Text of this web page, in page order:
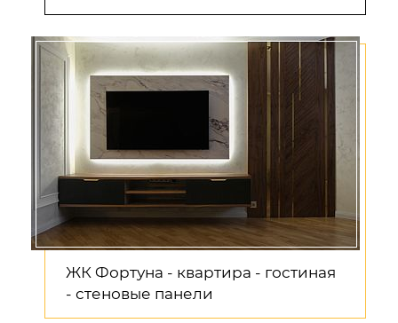
ЖК Фортуна - квартира - гостиная
- стеновые панели